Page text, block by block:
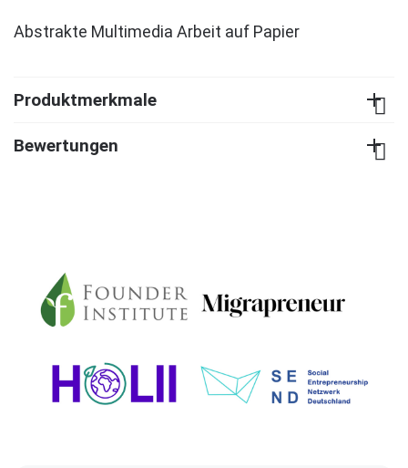
Abstrakte Multimedia Arbeit auf Papier
Produktmerkmale
Bewertungen